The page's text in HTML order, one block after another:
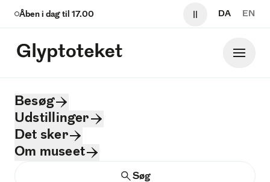
Åben i dag til 17.00
Pause video og
DA EN
Glyptoteket
Hoved
Besøg
Udstillinger
Det sker
Om museet
Søg
Søg
Inspiration, teknik og
motiv. Dansk kunst på
Glyptoteket